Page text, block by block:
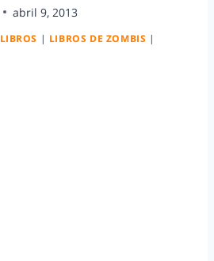
abril 9, 2013
LIBROS | LIBROS DE ZOMBIS |